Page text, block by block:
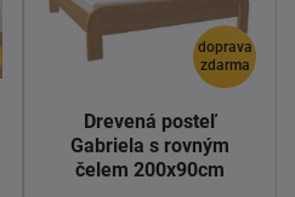
doprava
zdarma
Drevená posteľ
Gabriela s rovným
čelem 200x90cm